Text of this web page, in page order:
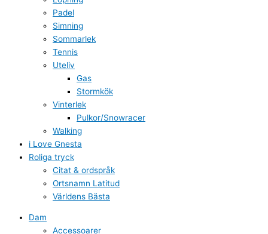
Padel
Simning
Sommarlek
Tennis
Uteliv
Gas
Stormkök
Vinterlek
Pulkor/Snowracer
Walking
i Love Gnesta
Roliga tryck
Citat & ordspråk
Ortsnamn Latitud
Världens Bästa
Dam
Accessoarer